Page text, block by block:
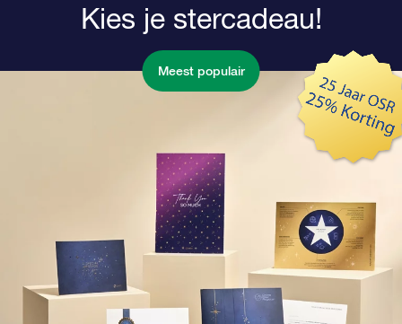
Kies je stercadeau!
Meest populair